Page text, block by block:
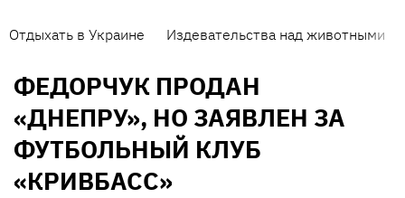
Отдыхать в Украине Издевательства над животными
ФЕДОРЧУК ПРОДАН
«ДНЕПРУ», НО ЗАЯВЛЕН ЗА
ФУТБОЛЬНЫЙ КЛУБ
«КРИВБАСС»